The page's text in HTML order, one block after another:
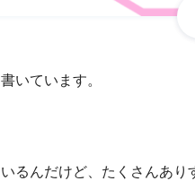
いています。
るんだけど、たくさんあり